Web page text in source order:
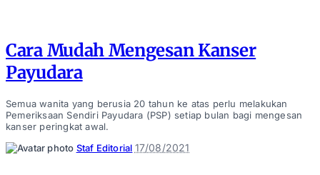
Cara Mudah Mengesan Kanser
Payudara
Semua wanita yang berusia 20 tahun ke atas perlu melakukan
Pemeriksaan Sendiri Payudara (PSP) setiap bulan bagi mengesan
kanser peringkat awal.
Posted
by
Staf Editorial 17/08/2021